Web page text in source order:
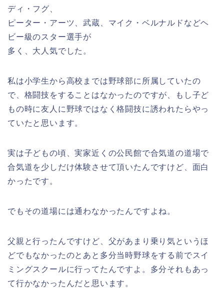
ディ・フグ、
ピーター・アーツ、武蔵、マイク・ベルナルドなどヘ
ビー級のスター選手が
多く、大人気でした。
私は小学生から高校までは野球部に所属していたの
で、格闘技をすることはなかったのですが、もし子ど
もの時に友人に野球ではなく格闘技に誘われたらやっ
ていたと思います。
実は子どもの頃、実家近くの公民館で合気道の道場で
合気道を少しだけ体験させて頂いたんですけど、面白
かったです。
でもその道場には通わなかったんですよね。
父親と行ったんですけど、父があまり乗り気というほ
どでもなかったのとあと多分当時野球をする前でスイ
ミングスクールに行ってたんですよ。多分それもあっ
て行かなかったんだと思います。